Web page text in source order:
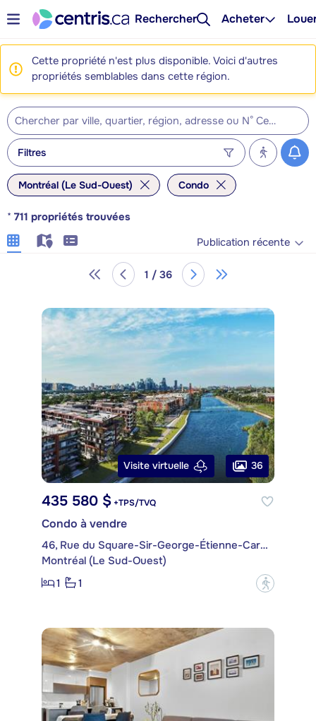
Rechercher Acheter
Cette propriété n'est plus disponible. Voici d'autres
propriétés semblables dans cette région.
Filtres
Montréal (Le Sud-Ouest) Condo
* 711 propriétés trouvées
Publication récente
1 / 36
Visite virtuelle 36
435 580 $ +TPS/TVQ
Condo à vendre
46, Rue du Square-Sir-George-Étienne-Cartier, app. 143
Montréal (Le Sud-Ouest)
1
1 ?